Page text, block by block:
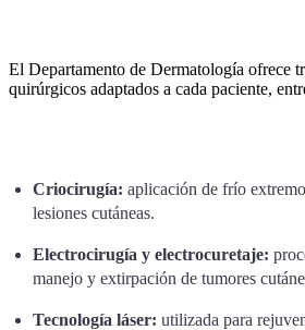
El Departamento de Dermatología ofrece
quirúrgicos adaptados a cada paciente,
Criocirugía: aplicación de frío
lesiones cutáneas.
Electrocirugía y electrocuretaje:
manejo y extirpación de tumores
Tecnología láser: utilizada para